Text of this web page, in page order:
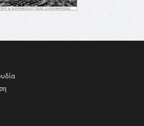
του ΠΑΟΚ στον δεύτερο γύρο του
στον Κατάλογο Παγκόσμιας
ως φυσικό και πολιτιστικό
ΔΡΑΣΕΙΣ ΓΙΑ ΠΑΙΔΙΑ